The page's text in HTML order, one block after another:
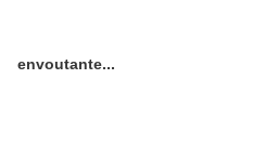
envoutante...